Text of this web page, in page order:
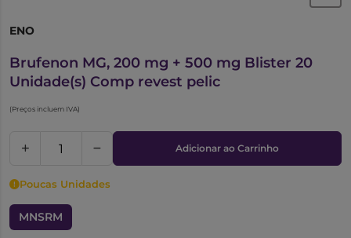
ENO
Brufenon MG, 200 mg + 500 mg Blister 20
Unidade(s) Comp revest pelic
(Preços incluem IVA)
Adicionar ao Carrinho
Poucas Unidades
MNSRM